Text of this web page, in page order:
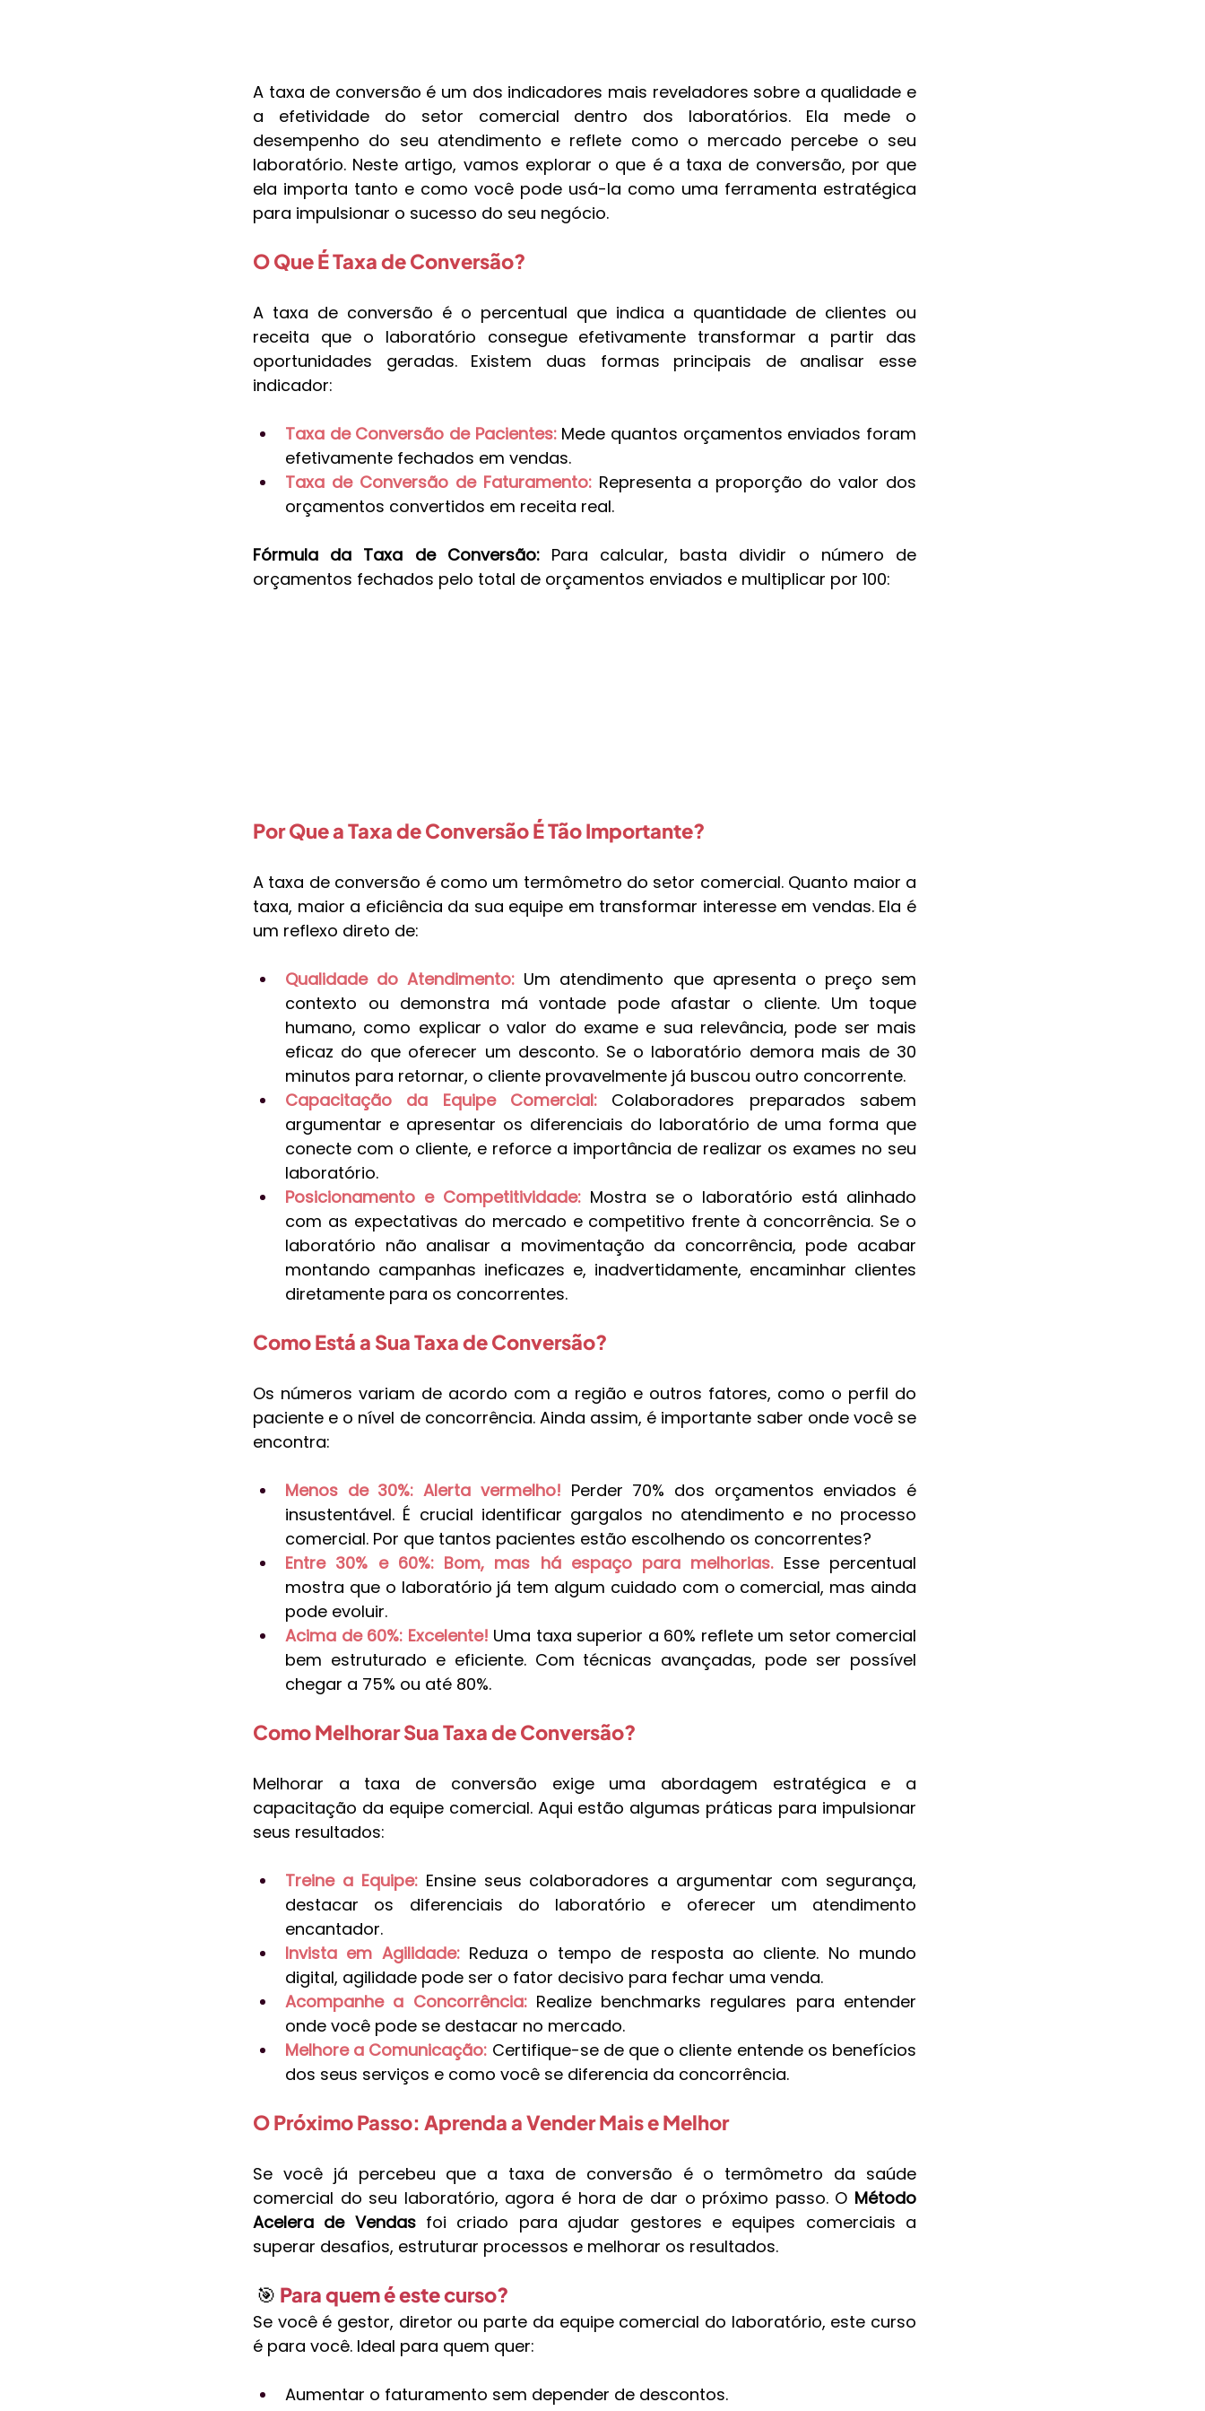
A taxa de conversão é um dos indicadores mais reveladores sobre a qualidade e
a efetividade do setor comercial dentro dos laboratórios. Ela mede o
desempenho do seu atendimento e reflete como o mercado percebe o seu
laboratório. Neste artigo, vamos explorar o que é a taxa de conversão, por que
ela importa tanto e como você pode usá-la como uma ferramenta estratégica
para impulsionar o sucesso do seu negócio.
O Que É Taxa de Conversão?
A taxa de conversão é o percentual que indica a quantidade de clientes ou
receita que o laboratório consegue efetivamente transformar a partir das
oportunidades geradas. Existem duas formas principais de analisar esse
indicador:
Taxa de Conversão de Pacientes: Mede quantos orçamentos enviados foram
efetivamente fechados em vendas.
Taxa de Conversão de Faturamento: Representa a proporção do valor dos
orçamentos convertidos em receita real.
Fórmula da Taxa de Conversão: Para calcular, basta dividir o número de
orçamentos fechados pelo total de orçamentos enviados e multiplicar por 100:
Por Que a Taxa de Conversão É Tão Importante?
A taxa de conversão é como um termômetro do setor comercial. Quanto maior a
taxa, maior a eficiência da sua equipe em transformar interesse em vendas. Ela é
um reflexo direto de:
Qualidade do Atendimento: Um atendimento que apresenta o preço sem
contexto ou demonstra má vontade pode afastar o cliente. Um toque
humano, como explicar o valor do exame e sua relevância, pode ser mais
eficaz do que oferecer um desconto. Se o laboratório demora mais de 30
minutos para retornar, o cliente provavelmente já buscou outro concorrente.
Capacitação da Equipe Comercial: Colaboradores preparados sabem
argumentar e apresentar os diferenciais do laboratório de uma forma que
conecte com o cliente, e reforce a importância de realizar os exames no seu
laboratório.
Posicionamento e Competitividade: Mostra se o laboratório está alinhado
com as expectativas do mercado e competitivo frente à concorrência. Se o
laboratório não analisar a movimentação da concorrência, pode acabar
montando campanhas ineficazes e, inadvertidamente, encaminhar clientes
diretamente para os concorrentes.
Como Está a Sua Taxa de Conversão?
Os números variam de acordo com a região e outros fatores, como o perfil do
paciente e o nível de concorrência. Ainda assim, é importante saber onde você se
encontra:
Menos de 30%: Alerta vermelho! Perder 70% dos orçamentos enviados é
insustentável. É crucial identificar gargalos no atendimento e no processo
comercial. Por que tantos pacientes estão escolhendo os concorrentes?
Entre 30% e 60%: Bom, mas há espaço para melhorias. Esse percentual
mostra que o laboratório já tem algum cuidado com o comercial, mas ainda
pode evoluir.
Acima de 60%: Excelente! Uma taxa superior a 60% reflete um setor comercial
bem estruturado e eficiente. Com técnicas avançadas, pode ser possível
chegar a 75% ou até 80%.
Como Melhorar Sua Taxa de Conversão?
Melhorar a taxa de conversão exige uma abordagem estratégica e a
capacitação da equipe comercial. Aqui estão algumas práticas para impulsionar
seus resultados:
Treine a Equipe: Ensine seus colaboradores a argumentar com segurança,
destacar os diferenciais do laboratório e oferecer um atendimento
encantador.
Invista em Agilidade: Reduza o tempo de resposta ao cliente. No mundo
digital, agilidade pode ser o fator decisivo para fechar uma venda.
Acompanhe a Concorrência: Realize benchmarks regulares para entender
onde você pode se destacar no mercado.
Melhore a Comunicação: Certifique-se de que o cliente entende os benefícios
dos seus serviços e como você se diferencia da concorrência.
O Próximo Passo: Aprenda a Vender Mais e Melhor
Se você já percebeu que a taxa de conversão é o termômetro da saúde
comercial do seu laboratório, agora é hora de dar o próximo passo. O Método
Acelera de Vendas foi criado para ajudar gestores e equipes comerciais a
superar desafios, estruturar processos e melhorar os resultados.
🎯 Para quem é este curso?
Se você é gestor, diretor ou parte da equipe comercial do laboratório, este curso
é para você. Ideal para quem quer:
Aumentar o faturamento sem depender de descontos.